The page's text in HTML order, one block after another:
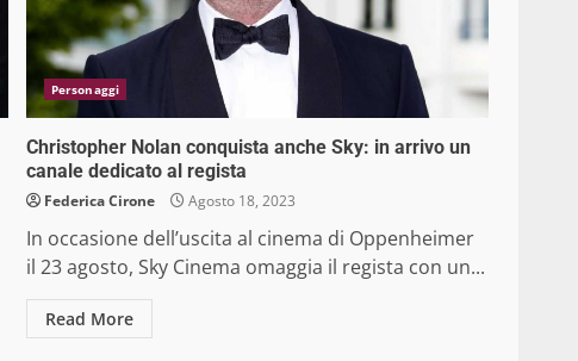
Personaggi
Christopher Nolan conquista anche Sky: in arrivo un
canale dedicato al regista
Federica Cirone Agosto 18, 2023
In occasione dell’uscita al cinema di Oppenheimer
il 23 agosto, Sky Cinema omaggia il regista con un...
Read More